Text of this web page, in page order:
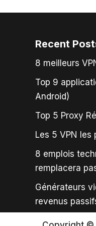
Recent
8 meilleurs
Top 9
Android)
Top 5 Proxy
Les 5 VPN
8 emplois
remplacera
Générateurs
revenus